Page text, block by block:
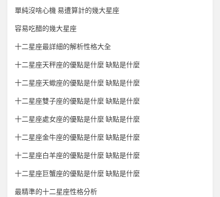
單純沒啥心機 易遭算計的幾大星座
容易吃醋的幾大星座
十二星座最詳細的解析性格大全
十二星座天秤座的優點是什麼 缺點是什麼
十二星座天蠍座的優點是什麼 缺點是什麼
十二星座雙子座的優點是什麼 缺點是什麼
十二星座處女座的優點是什麼 缺點是什麼
十二星座金牛座的優點是什麼 缺點是什麼
十二星座白羊座的優點是什麼 缺點是什麼
十二星座巨蟹座的優點是什麼 缺點是什麼
最精準的十二星座性格分析